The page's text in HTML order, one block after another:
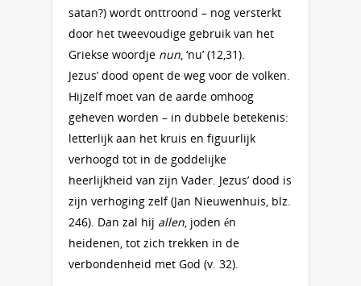
satan?) wordt onttroond – nog versterkt
door het tweevoudige gebruik van het
Griekse woordje nun, ‘nu’ (12,31).
Jezus’ dood opent de weg voor de volken.
Hijzelf moet van de aarde omhoog
geheven worden – in dubbele betekenis:
letterlijk aan het kruis en figuurlijk
verhoogd tot in de goddelijke
heerlijkheid van zijn Vader. Jezus’ dood is
zijn verhoging zelf (Jan Nieuwenhuis, blz.
246). Dan zal hij allen, joden én
heidenen, tot zich trekken in de
verbondenheid met God (v. 32).